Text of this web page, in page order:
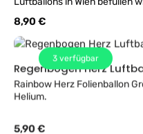
Regulärer Preis:
8,90 €
3 verfügbar
Regenbogen Herz
Rainbow Herz Folienballon
Helium.
Regulärer Preis:
5,90 €